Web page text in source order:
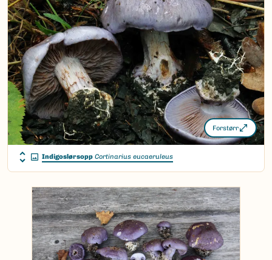
Forstørr
Indigoslørsopp Cortinarius eucaeruleus